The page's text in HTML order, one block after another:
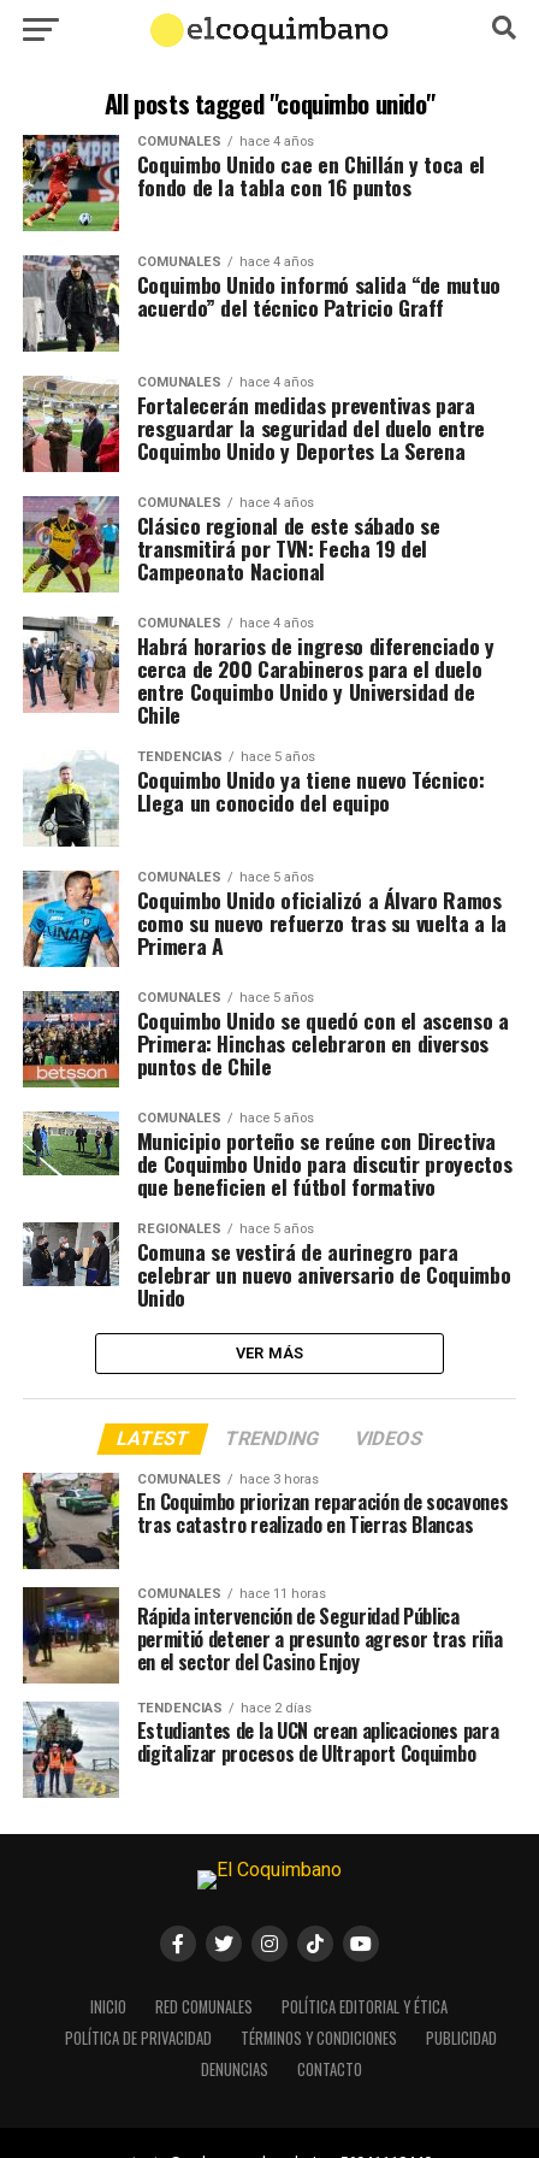
All posts tagged "coquimbo unido"
COMUNALES hace 4 años
Coquimbo Unido cae en Chillán y toca el
fondo de la tabla con 16 puntos
COMUNALES hace 4 años
Coquimbo Unido informó salida “de mutuo
acuerdo” del técnico Patricio Graff
COMUNALES hace 4 años
Fortalecerán medidas preventivas para
resguardar la seguridad del duelo entre
Coquimbo Unido y Deportes La Serena
COMUNALES hace 4 años
Clásico regional de este sábado se
transmitirá por TVN: Fecha 19 del
Campeonato Nacional
COMUNALES hace 4 años
Habrá horarios de ingreso diferenciado y
cerca de 200 Carabineros para el duelo
entre Coquimbo Unido y Universidad de
Chile
TENDENCIAS hace 5 años
Coquimbo Unido ya tiene nuevo Técnico:
Llega un conocido del equipo
COMUNALES hace 5 años
Coquimbo Unido oficializó a Álvaro Ramos
como su nuevo refuerzo tras su vuelta a la
Primera A
COMUNALES hace 5 años
Coquimbo Unido se quedó con el ascenso a
Primera: Hinchas celebraron en diversos
puntos de Chile
COMUNALES hace 5 años
Municipio porteño se reúne con Directiva
de Coquimbo Unido para discutir proyectos
que beneficien el fútbol formativo
REGIONALES hace 5 años
Comuna se vestirá de aurinegro para
celebrar un nuevo aniversario de Coquimbo
Unido
VER MÁS
LATEST TRENDING VIDEOS
COMUNALES hace 3 horas
En Coquimbo priorizan reparación de socavones
tras catastro realizado en Tierras Blancas
COMUNALES hace 11 horas
Rápida intervención de Seguridad Pública
permitió detener a presunto agresor tras riña
en el sector del Casino Enjoy
TENDENCIAS hace 2 días
Estudiantes de la UCN crean aplicaciones para
digitalizar procesos de Ultraport Coquimbo
INICIO RED COMUNALES
POLÍTICA EDITORIAL Y ÉTICA
POLÍTICA DE PRIVACIDAD
TÉRMINOS Y CONDICIONES
PUBLICIDAD
DENUNCIAS
CONTACTO